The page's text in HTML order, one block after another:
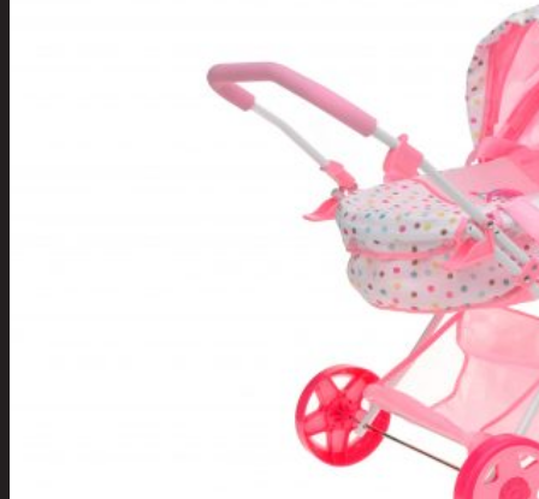
Poistotuotteet
Kausituotteet
Joulu
Joulu- ja kausivalot
Eläimet ja
tontut
Kyntteliköt
Valoketjut ja
kuusenvalot
Joulukoristeet
Kranssit ja
asetelmat
Tontut ja